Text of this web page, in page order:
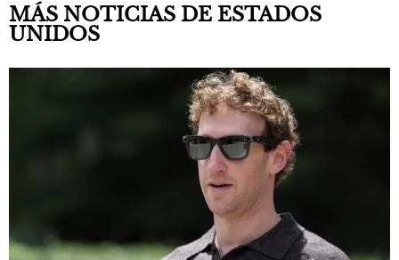
MÁS NOTICIAS DE ESTADOS
UNIDOS